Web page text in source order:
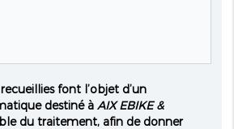
font l’objet d’un
destiné àAIX EBIKE &
du traitement, afin de donner